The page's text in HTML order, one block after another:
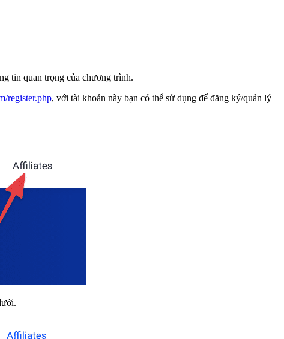
tin quan trọng của chương trình.
register.php, với tài khoản này bạn có thể sử dụng để đăng ký/quản lý